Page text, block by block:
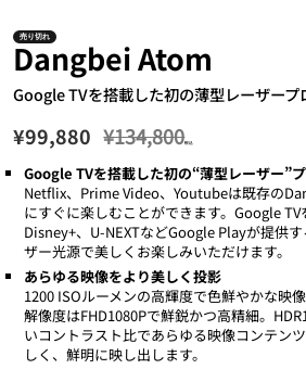
売り切れ
Dangbei Atom
Google TVを搭載した初の薄型レーザープ
¥99,880 ¥134,800税込
Google TVを搭載した初の“薄型レーザー”
Netflix、Prime Video、Youtubeは既存の
にすぐに楽しむことができます。Google
Disney+、U-NEXTなどGoogle Playが提供
ザー光源で美しくお楽しみいただけます。
あらゆる映像をより美しく投影
1200 ISOルーメンの高輝度で色鮮やかな映像
解像度はFHD1080Pで鮮鋭かつ高精細。
いコントラスト比であらゆる映像コンテン
しく、鮮明に映し出します。